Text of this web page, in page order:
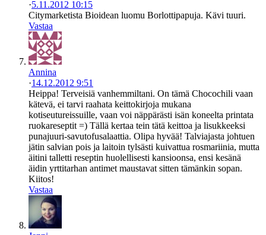
·5.11.2012 10:15
Citymarketista Bioidean luomu Borlottipapuja. Kävi tuuri.
Vastaa
Annina
·14.12.2012 9:51
Heippa! Terveisiä vanhemmiltani. On tämä Chocochili vaan
kätevä, ei tarvi raahata keittokirjoja mukana
kotiseutureissuille, vaan voi näppärästi isän koneelta printata
ruokareseptit =) Tällä kertaa tein tätä keittoa ja lisukkeeksi
punajuuri-savutofusalaattia. Olipa hyvää! Talviajasta johtuen
jätin salvian pois ja laitoin tylsästi kuivattua rosmariinia, mutta
äitini talletti reseptin huolellisesti kansioonsa, ensi kesänä
äidin yrttitarhan antimet maustavat sitten tämänkin sopan.
Kiitos!
Vastaa